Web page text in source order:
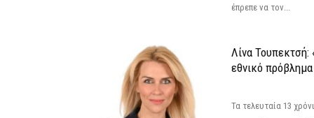
έπρεπε να τον...
Λίνα Τουπεκτσή:
εθνικό πρόβλημα
Τα τελευταία 13